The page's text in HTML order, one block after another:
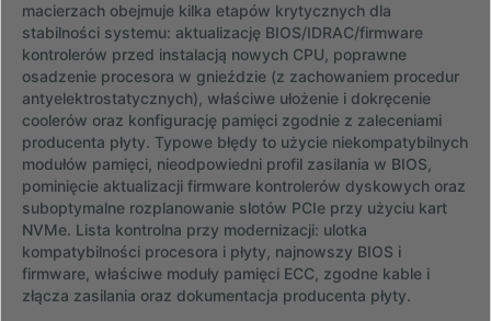
macierzach obejmuje kilka etapów krytycznych dla
stabilności systemu: aktualizację BIOS/IDRAC/firmware
kontrolerów przed instalacją nowych CPU, poprawne
osadzenie procesora w gnieździe (z zachowaniem procedur
antyelektrostatycznych), właściwe ułożenie i dokręcenie
coolerów oraz konfigurację pamięci zgodnie z zaleceniami
producenta płyty. Typowe błędy to użycie niekompatybilnych
modułów pamięci, nieodpowiedni profil zasilania w BIOS,
pominięcie aktualizacji firmware kontrolerów dyskowych oraz
suboptymalne rozplanowanie slotów PCIe przy użyciu kart
NVMe. Lista kontrolna przy modernizacji: ulotka
kompatybilności procesora i płyty, najnowszy BIOS i
firmware, właściwe moduły pamięci ECC, zgodne kable i
złącza zasilania oraz dokumentacja producenta płyty.